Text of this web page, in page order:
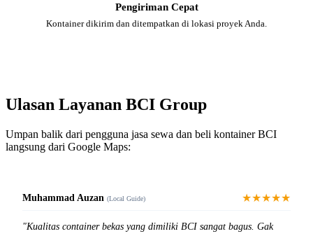
Pengiriman Cepat
Kontainer dikirim dan ditempatkan di lokasi proyek Anda.
Ulasan Layanan BCI Group
Umpan balik dari pengguna jasa sewa dan beli kontainer BCI
langsung dari Google Maps:
Muhammad Auzan (Local Guide) ★★★★★
"Kualitas container bekas yang dimiliki BCI sangat bagus. Gak